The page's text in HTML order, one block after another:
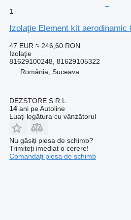
1
Izolaţie Element kit aerodinamic
47 EUR ≈ 246,60 RON
Izolaţie
81629100248, 81629105322
România, Suceava
DEZSTORE S.R.L.
14ani pe Autoline
Luați legătura cu vânzătorul
Nu găsiți piesa de schimb?
Trimiteți imediat o cerere!
Comandați piesa de schimb